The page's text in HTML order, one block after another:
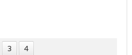
3 4